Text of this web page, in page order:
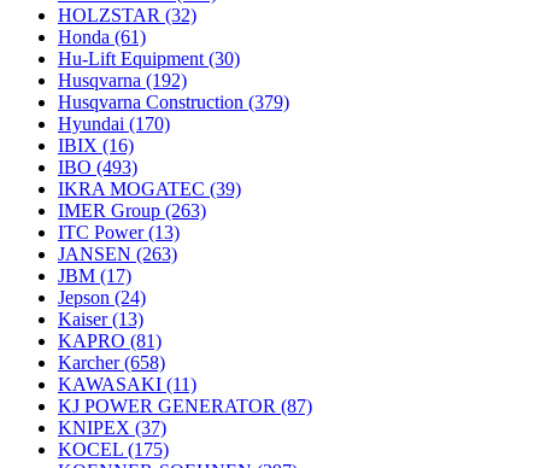
HOLZSTAR (32)
Honda (61)
Hu-Lift Equipment (30)
Husqvarna (192)
Husqvarna Construction (379)
Hyundai (170)
IBIX (16)
IBO (493)
IKRA MOGATEC (39)
IMER Group (263)
ITC Power(13)
JANSEN (263)
JBM (17)
Jepson (24)
Kaiser(13)
KAPRO (81)
Karcher(658)
KAWASAKI (11)
KJ POWER GENERATOR (87)
KNIPEX (37)
KOCEL (175)